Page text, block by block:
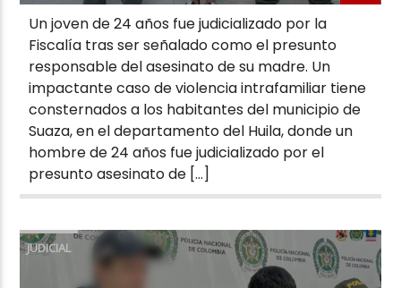
Un joven de 24 años fue judicializado por la
Fiscalía tras ser señalado como el presunto
responsable del asesinato de su madre. Un
impactante caso de violencia intrafamiliar tiene
consternados a los habitantes del municipio de
Suaza, en el departamento del Huila, donde un
hombre de 24 años fue judicializado por el
presunto asesinato de […]
JUDICIAL